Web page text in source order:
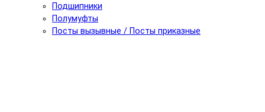
Подшипники
Полумуфты
Посты вызывные / Посты приказные